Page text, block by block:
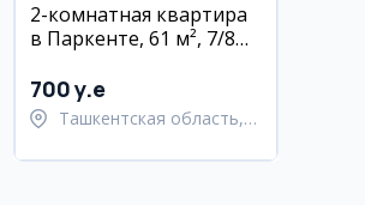
2-комнатная квартира
в Паркенте, 61 м², 7/8
700 y.e
Ташкентская область,